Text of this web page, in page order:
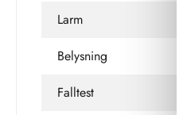
Larm
Belysning
Falltest